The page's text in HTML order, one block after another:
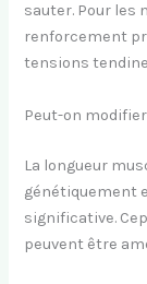
sauter. Pour les
renforcement
tensions
Peut-on
La longueur
génétiquement
significative.
peuvent être